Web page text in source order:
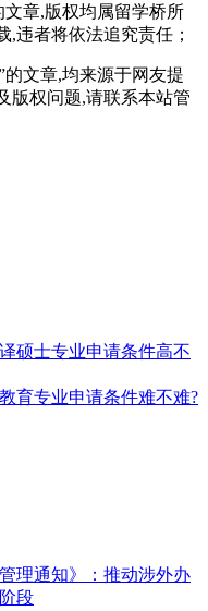
章,版权均属留学桥所
,违者将依法追究责任；
文章,均来源于网友提
版权问题,请联系本站管
硕士专业申请条件高不
育专业申请条件难不难?
理通知》：推动涉外办
段